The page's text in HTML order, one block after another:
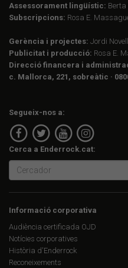
Assessorament lingüístic: Berta
Subscripcions: Rosa E.
Gerència i projectes: Jordi Novell
Publicitat i producció: Rosa E.
Direcció financera i
c. Mallorca, 221, sobreàtic ·
Segueix-nos a:
Cerca a Enderrock.cat:
Informació corporativa
Audiència certificada OJD
Notícies corporatives
Història d'Enderrock
Reconeixements